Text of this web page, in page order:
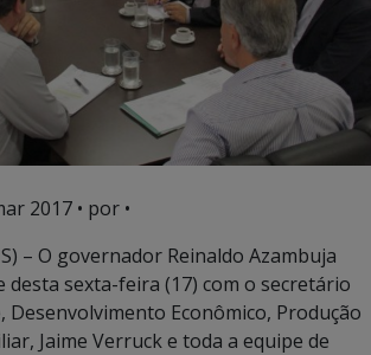
2017 • por •
– O governador Reinaldo Azambuja
desta sexta-feira (17) com o secretário
Desenvolvimento Econômico, Produção
Jaime Verruck e toda a equipe de